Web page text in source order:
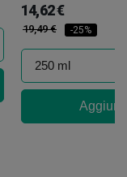
14,62 €
19,49 € -25%